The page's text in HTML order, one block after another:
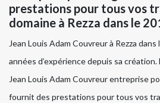
prestations pour tous vos
domaine à Rezza dans le
Jean Louis Adam Couvreur à Rezza
années d’expérience depuis sa
Jean Louis Adam Couvreur entreprise
fournit des prestations pour tous vos